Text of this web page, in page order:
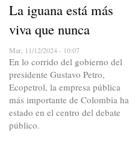
La iguana está más
viva que nunca
Mar, 11/12/2024 - 10:07
En lo corrido del gobierno del
presidente Gustavo Petro,
Ecopetrol, la empresa pública
más importante de Colombia ha
estado en el centro del debate
público.